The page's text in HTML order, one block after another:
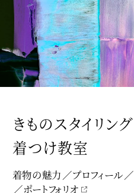
きものスタイリング
着つけ教室
着物の魅力 プロフィール
ポートフォリオ